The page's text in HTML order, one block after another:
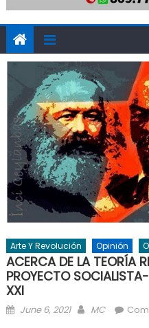
Arte Y Revolución Opinión
ACERCA DE LA TEORÍA
PROYECTO
XXI
Posted
June 6, 2021 Author
MC